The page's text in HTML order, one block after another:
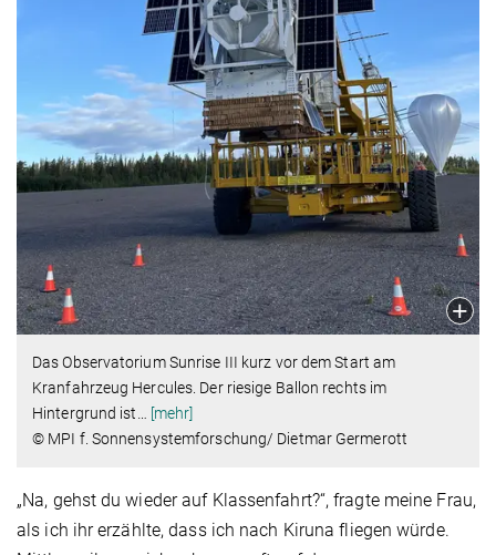
Das Observatorium Sunrise III kurz vor dem Start am
Kranfahrzeug Hercules. Der riesige Ballon rechts im
Hintergrund ist
[mehr]
© MPI f. Sonnensystemforschung/ Dietmar Germerott
„Na, gehst du wieder auf Klassenfahrt?“, fragte meine Frau,
als ich ihr erzählte, dass ich nach Kiruna fliegen würde.